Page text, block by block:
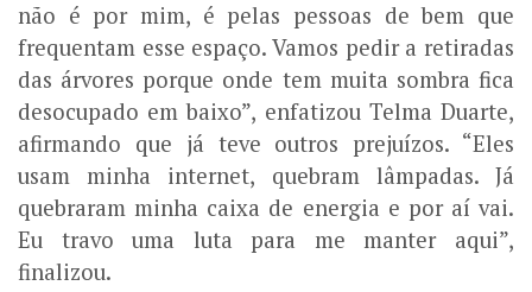
não é por mim, é pelas pessoas de bem que
frequentam esse espaço. Vamos pedir a retiradas
das árvores porque onde tem muita sombra fica
desocupado em baixo”, enfatizou Telma Duarte,
afirmando que já teve outros prejuízos. “Eles
usam minha internet, quebram lâmpadas. Já
quebraram minha caixa de energia e por aí vai.
Eu travo uma luta para me manter aqui”,
finalizou.